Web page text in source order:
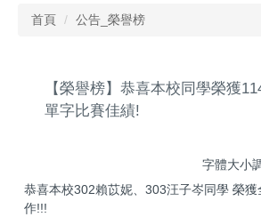
首頁 公告_榮譽榜
【榮譽榜】恭喜本校同學榮獲
單字比賽佳績!
字體大小
恭喜本校302賴苡妮、303汪子岑同學 榮
作!!!